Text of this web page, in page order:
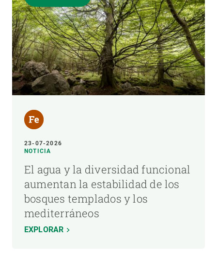
23-07-2026
NOTICIA
El agua y la diversidad funcional
aumentan la estabilidad de los
bosques templados y los
mediterráneos
EXPLORAR